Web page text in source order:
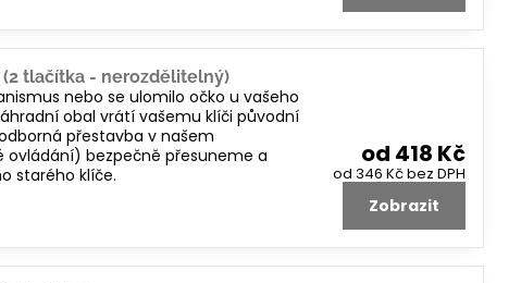
tlačítka - nerozdělitelný)
nebo se ulomilo očko u vašeho
obal vrátí vašemu klíči původní
přestavba v našem
ovládání) bezpečně přesuneme a
starého klíče.
od 418 Kč
od 346 Kčbez DPH
Zobrazit